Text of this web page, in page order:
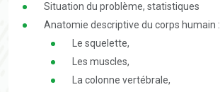
Situation du problème, statistiques
Anatomie descriptive du corps humain :
Le squelette,
Les muscles,
La colonne vertébrale,